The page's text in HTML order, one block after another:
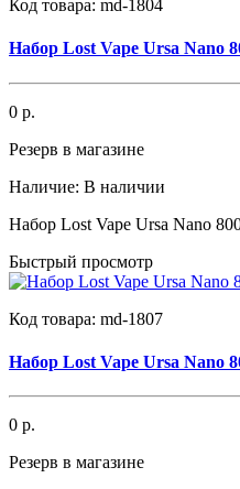
Код товара: md-1804
Набор Lost Vape Ursa Nano
0 р.
Резерв в магазине
Наличие: В наличии
Набор Lost Vape Ursa Nano
Быстрый просмотр
Код товара: md-1807
Набор Lost Vape Ursa Nano
0 р.
Резерв в магазине